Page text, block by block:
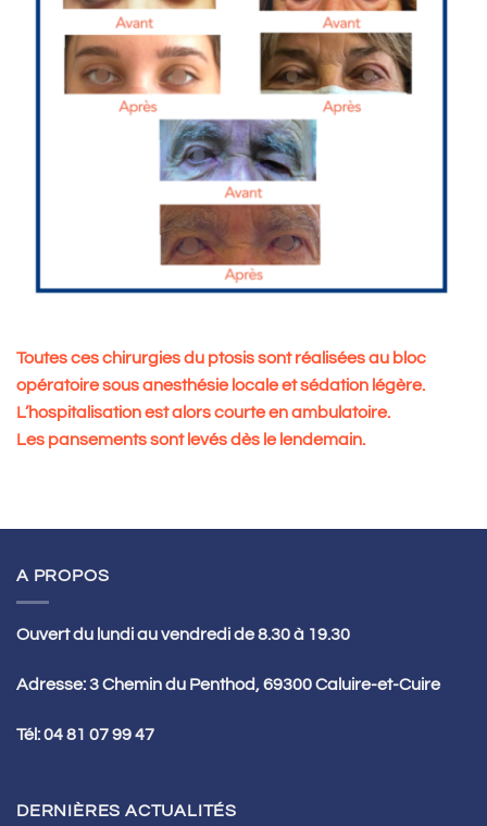
Toutes ces chirurgies du ptosis sont réalisées au bloc
opératoire sous anesthésie locale et sédation légère.
L’hospitalisation est alors courte en ambulatoire.
Les pansements sont levés dès le lendemain.
A PROPOS
Ouvert du lundi au vendredi de 8.30 à 19.30
Adresse: 3 Chemin du Penthod, 69300 Caluire-et-Cuire
Tél:04 81 07 99 47
DERNIÈRES ACTUALITÉS